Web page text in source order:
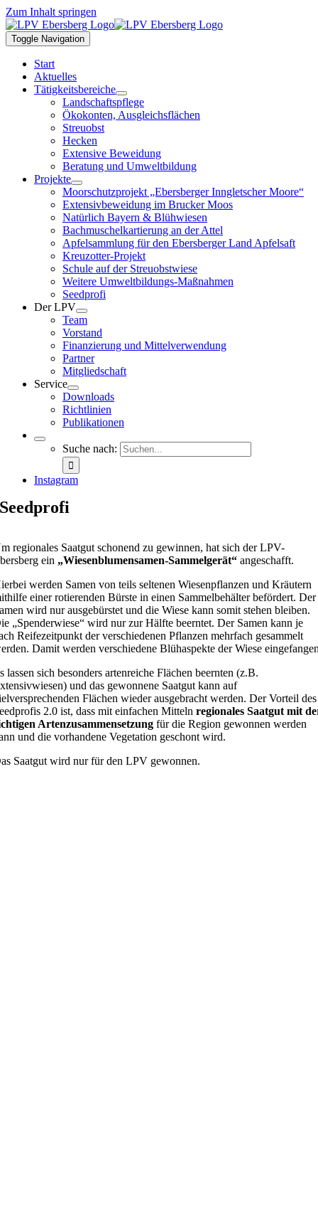
Zum Inhalt springen
Toggle Navigation
Start
Aktuelles
Tätigkeitsbereiche
Landschaftspflege
Ökokonten, Ausgleichsflächen
Streuobst
Hecken
Extensive Beweidung
Beratung und Umweltbildung
Projekte
Moorschutzprojekt „Ebersberger Inngletscher Moore“
Extensivbeweidung im Brucker Moos
Natürlich Bayern & Blühwiesen
Bachmuschelkartierung an der Attel
Apfelsammlung für den Ebersberger Land Apfelsaft
Kreuzotter-Projekt
Schule auf der Streuobstwiese
Weitere Umweltbildungs-Maßnahmen
Seedprofi
Der LPV
Team
Vorstand
Finanzierung und Mittelverwendung
Partner
Mitgliedschaft
Service
Downloads
Richtlinien
Publikationen
Suche nach:
Instagram
Seedprofi
regionales Saatgut schonend zu gewinnen, hat sich der LPV-
ein „Wiesenblumensamen-Sammelgerät“ angeschafft.
werden Samen von teils seltenen Wiesenpflanzen und Kräutern
einer rotierenden Bürste in einen Sammelbehälter befördert. Der
wird nur ausgebürstet und die Wiese kann somit stehen bleiben.
„Spenderwiese“ wird nur zur Hälfte beerntet. Der Samen kann je
Reifezeitpunkt der verschiedenen Pflanzen mehrfach gesammelt
Damit werden verschiedene Blühaspekte der Wiese
lassen sich besonders artenreiche Flächen beernten (z.B.
und das gewonnene Saatgut kann auf
Flächen wieder ausgebracht werden. Der Vorteil des
2.0 ist, dass mit einfachen Mitteln regionales Saatgut mit
Artenzusammensetzung für die Region gewonnen werden
und die vorhandene Vegetation geschont wird.
Saatgut wird nur für den LPV gewonnen.